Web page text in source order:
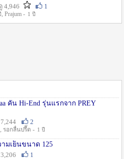
4,946
1
, Prajum - 1 ปี
คัน Hi-End รุ่นแรกจาก PREY
2
, รอกลื่นปรื๊ด - 1 ปี
ามเย็นขนาด 125
1